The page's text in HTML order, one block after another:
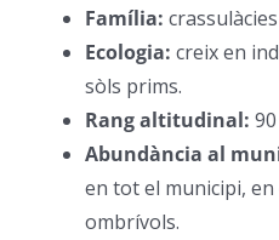
Família: crassulàcies
Ecologia: creix en
sòls prims.
Rang altitudinal:
Abundància al
en tot el municipi,
ombrívols.